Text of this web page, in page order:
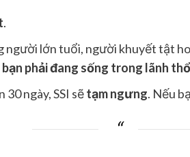
.
người lớn tuổi, người khuyết tật
bạn phải đang sống trong lãnh
ngày, SSI sẽtạm ngưng. Nếu